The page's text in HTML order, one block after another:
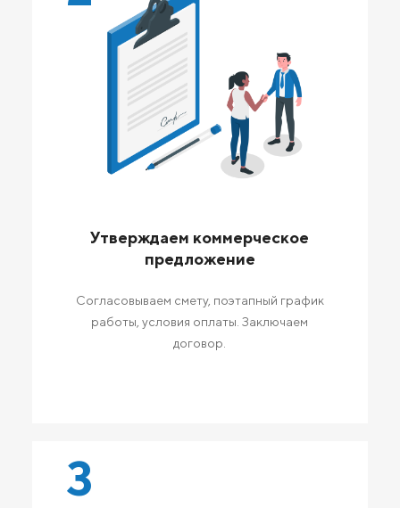
Утверждаем коммерческое
предложение
Согласовываем смету, поэтапный график
работы, условия оплаты. Заключаем
договор.
3